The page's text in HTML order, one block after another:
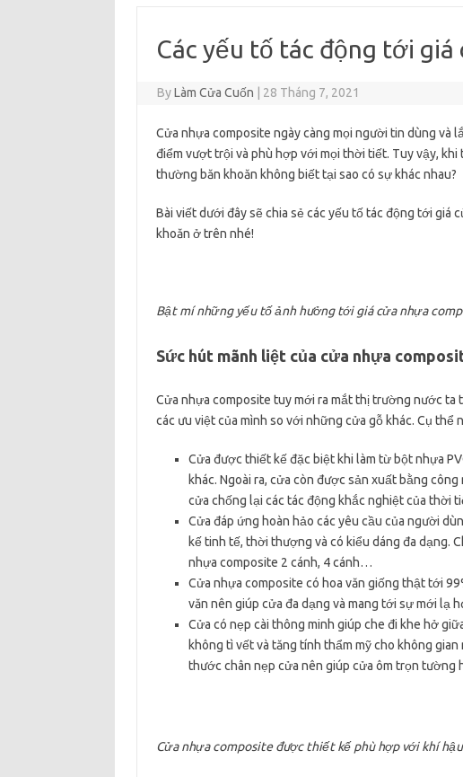
Các yếu tố tác động tới
ByLàm Cửa Cuốn 28 Tháng 7, 2021
Cửa nhựa composite ngày càng mọi người tin dùng và
điểm vượt trội và phù hợp với mọi thời tiết. Tuy vậy, khi
thường băn khoăn không biết tại sao có sự khác nhau?
Bài viết dưới đây sẽ chia sẻ các yếu tố tác động tới giá
khoăn ở trên nhé!
Bật mí những yếu tố ảnh hưởng tới giá cửa nhựa
Sức hút mãnh liệt của cửa nhựa
Cửa nhựa composite tuy mới ra mắt thị trường nước
các ưu việt của mình so với những cửa gỗ khác. Cụ thể
Cửa được thiết kế đặc biệt khi làm từ bột nhựa
khác. Ngoài ra, cửa còn được sản xuất bằng
cửa chống lại các tác động khắc nghiệt của thời
Cửa đáp ứng hoàn hảo các yêu cầu của người
kế tinh tế, thời thượng và có kiểu dáng đa dạng.
nhựa composite 2 cánh, 4 cánh…
Cửa nhựa composite có hoa văn giống thật tới
văn nên giúp cửa đa dạng và mang tới sự mới lạ
Cửa có nẹp cài thông minh giúp che đi khe hở
không tì vết và tăng tính thẩm mỹ cho không
thước chân nẹp cửa nên giúp cửa ôm trọn tường
Cửa nhựa composite được thiết kế phù hợp với khí